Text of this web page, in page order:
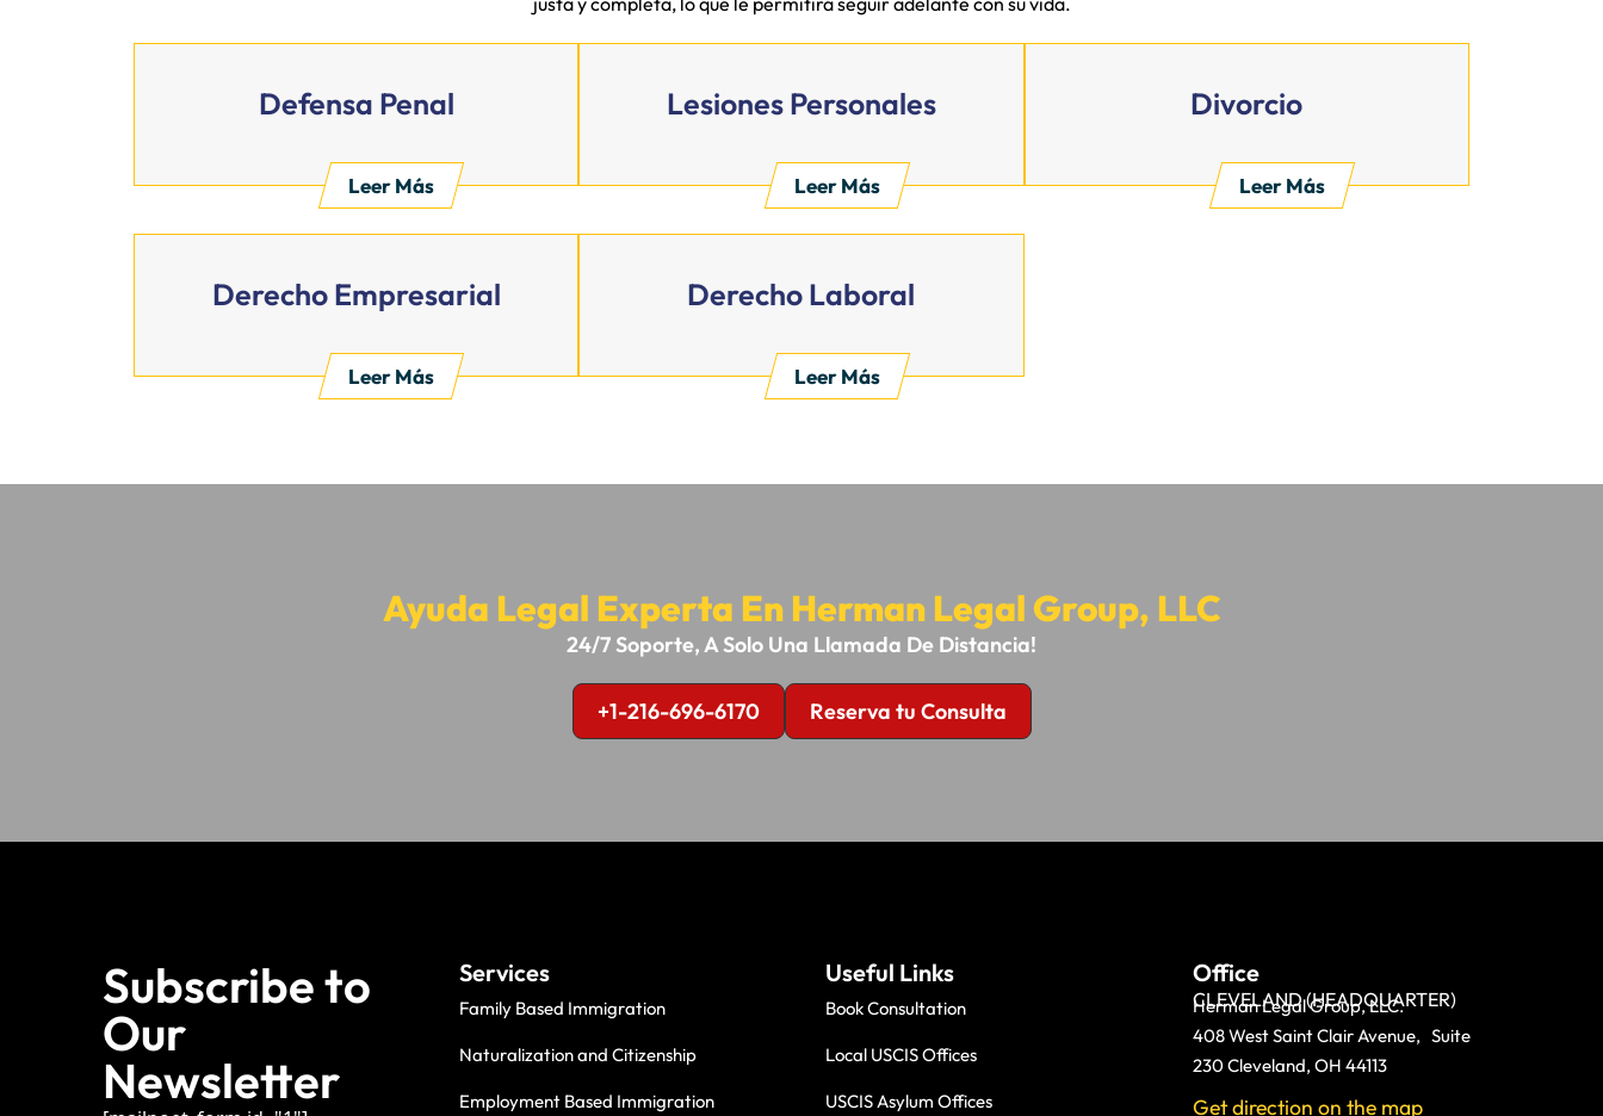
Defensa Penal
Leer Más
Lesiones Personales
Leer Más
Divorcio
Leer Más
Derecho Empresarial
Leer Más
Derecho Laboral
Leer Más
Ayuda Legal Experta En Herman Legal Group, LLC
24/7 Soporte, A Solo Una Llamada De Distancia!
+1-216-696-6170 Reserva tu Consulta
Subscribe to
Our
Newsletter
Services
Family Based Immigration
Naturalization and Citizenship
Employment Based Immigration
Useful Links
Book Consultation
Local USCIS Offices
USCIS Asylum Offices
Office
CLEVELAND (HEADQUARTER)
Herman Legal Group, LLC.
408 West Saint Clair Avenue, Suite
230 Cleveland, OH 44113
Get direction on the map